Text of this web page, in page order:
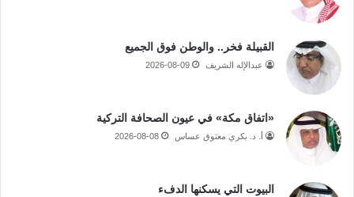
القبيلة فخر.. والوطن فوق الجميع
عبدالإله الشريف 2026-08-09
«اتفاق مكة» في عيون الصحافة التركية
أ. د. بكري معتوق عساس 2026-08-08
البيوت التي يسكنها الدفء